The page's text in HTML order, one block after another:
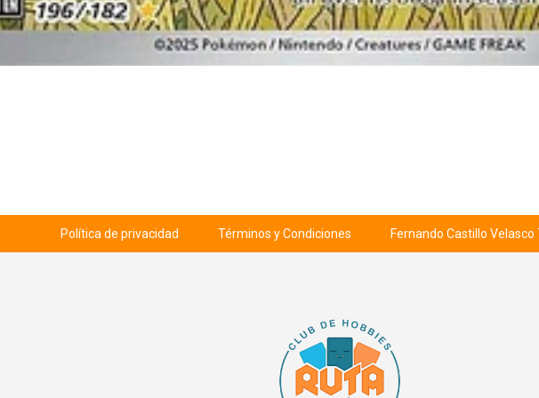
Política de privacidad Términos y Condiciones Fernando Castillo Velasco